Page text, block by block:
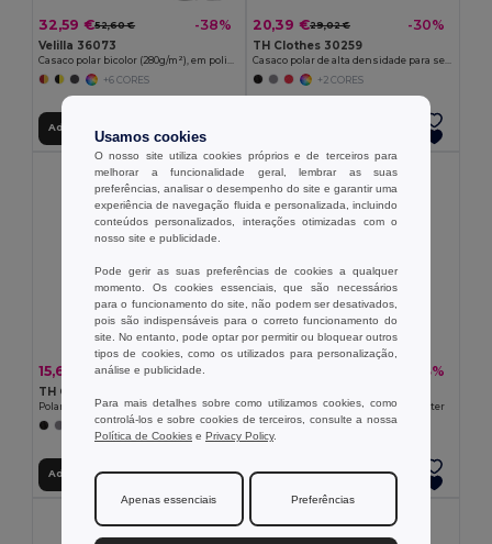
32,59 €52,60 € -38%
Velilla 36073
+6 CORES
Adicionar ao Carrinho
20,39 €29,02 € -30%
TH Clothes 30259
+2 CORES
15,69 € 26,04 € -40%
TH Clothes 30166
Polar unissexo
+2 CORES
Adicionar ao Carrinho
-33%
Casaco polar para homem em poliéster
+3 CORES
Adicionar ao Carrinho
Usamos cookies
O nosso site utiliza cookies próprios e de terceiros para
melhorar a funcionalidade geral, lembrar as suas
preferências, analisar o desempenho do site e garantir uma
experiência de navegação fluida e personalizada, incluindo
conteúdos personalizados, interações otimizadas com o
nosso site e publicidade.
Pode gerir as suas preferências de cookies a qualquer
momento. Os cookies essenciais, que são necessários
para o funcionamento do site, não podem ser desativados,
pois são indispensáveis para o correto funcionamento do
site. No entanto, pode optar por permitir ou bloquear outros
tipos de cookies, como os utilizados para personalização,
análise e publicidade.
Para mais detalhes sobre como utilizamos cookies, como
controlá-los e sobre cookies de terceiros, consulte a nossa
Política de Cookies e Privacy Policy.
Apenas essenciais Preferências